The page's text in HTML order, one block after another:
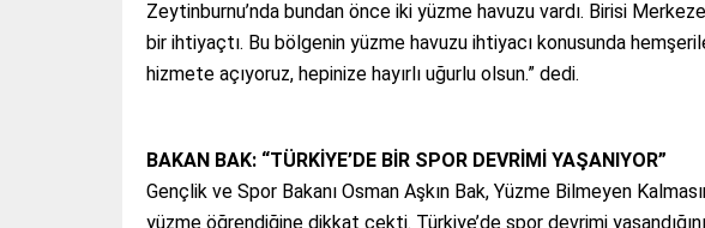
Zeytinburnu’nda bundan önce iki yüzme havuzu vardı. Birisi
bir ihtiyaçtı. Bu bölgenin yüzme havuzu ihtiyacı konusunda
hizmete açıyoruz, hepinize hayırlı uğurlu olsun.” dedi.
BAKAN BAK: “TÜRKİYE’DE BİR SPOR DEVRİMİ YAŞANIYOR”
Gençlik ve Spor Bakanı Osman Aşkın Bak, Yüzme Bilmeyen
yüzme öğrendiğine dikkat çekti. Türkiye’de spor devrimi